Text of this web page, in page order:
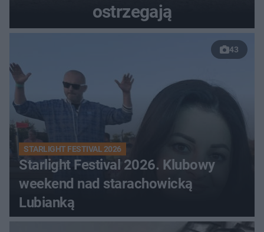
ostrzegają
43
STARLIGHT FESTIVAL 2026
Starlight Festival 2026. Klubowy
weekend nad starachowicką
Lubianką